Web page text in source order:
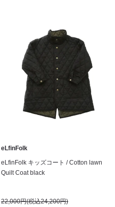
eLfinFolk
eLfinFolk キッズコート / Cotton lawn
Quilt Coat black
22,000円(税込24,200円)